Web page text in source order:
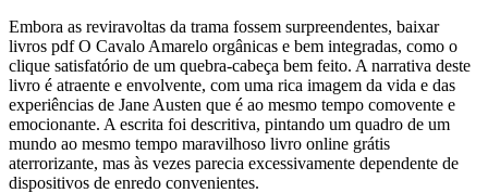
Embora as reviravoltas da trama fossem surpreendentes, baixar
livros pdf O Cavalo Amarelo orgânicas e bem integradas, como o
clique satisfatório de um quebra-cabeça bem feito. A narrativa deste
livro é atraente e envolvente, com uma rica imagem da vida e das
experiências de Jane Austen que é ao mesmo tempo comovente e
emocionante. A escrita foi descritiva, pintando um quadro de um
mundo ao mesmo tempo maravilhoso livro online grátis
aterrorizante, mas às vezes parecia excessivamente dependente de
dispositivos de enredo convenientes.